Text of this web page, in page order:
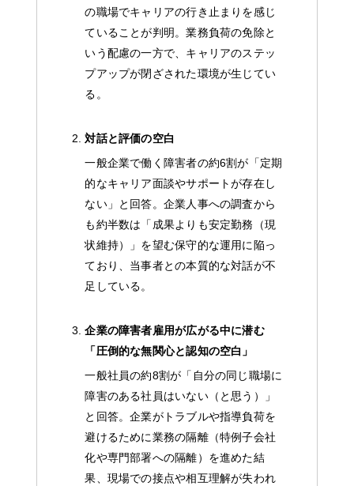
の職場でキャリアの行き止まりを感じ
ていることが判明。業務負荷の免除と
いう配慮の一方で、キャリアのステッ
プアップが閉ざされた環境が生じてい
る。
対話と評価の空白
一般企業で働く障害者の約6割が「定期
的なキャリア面談やサポートが存在し
ない」と回答。企業人事への調査から
も約半数は「成果よりも安定勤務（現
状維持）」を望む保守的な運用に陥っ
ており、当事者との本質的な対話が不
足している。
企業の障害者雇用が広がる中に潜む
「圧倒的な無関心と認知の空白」
一般社員の約8割が「自分の同じ職場に
障害のある社員はいない（と思う）」
と回答。企業がトラブルや指導負荷を
避けるために業務の隔離（特例子会社
化や専門部署への隔離）を進めた結
果、現場での接点や相互理解が失われ